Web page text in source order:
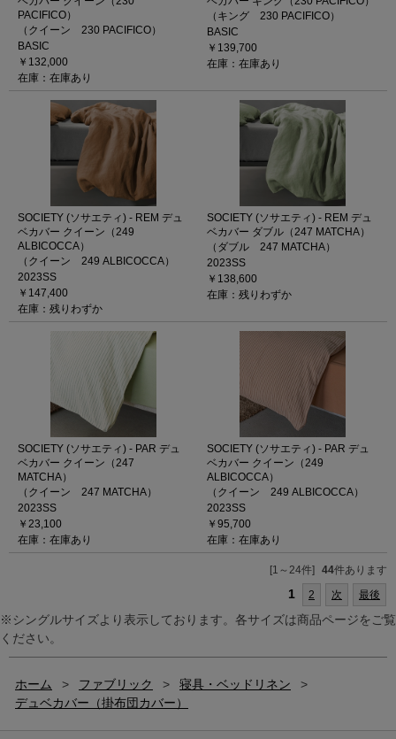
PACIFICO）
（クイーン 230 PACIFICO）
BASIC
￥132,000
在庫：在庫あり
（キング 230 PACIFICO）
BASIC
￥139,700
在庫：在庫あり
SOCIETY (ソサエティ) - REM デュ
ベカバー クイーン（249
ALBICOCCA）
（クイーン 249 ALBICOCCA）
2023SS
￥147,400
在庫：残りわずか
SOCIETY (ソサエティ) - REM デュ
ベカバー ダブル（247 MATCHA）
（ダブル 247 MATCHA）
2023SS
￥138,600
在庫：残りわずか
SOCIETY (ソサエティ) - PAR デュ
ベカバー クイーン（247
MATCHA）
（クイーン 247 MATCHA）
2023SS
￥23,100
在庫：在庫あり
SOCIETY (ソサエティ) - PAR デュ
ベカバー クイーン（249
ALBICOCCA）
（クイーン 249 ALBICOCCA）
2023SS
￥95,700
在庫：在庫あり
[1～24件] 44件あります
1 2 次 最後
※シングルサイズより表示しております。各サイズは商品ページをご覧
ください。
ホーム > ファブリック > 寝具・ベッドリネン
>
デュベカバー（掛布団カバー）